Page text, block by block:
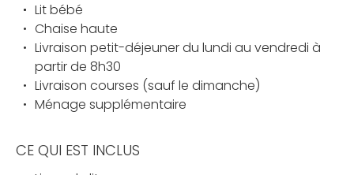
Lit bébé
Chaise haute
Livraison petit-déjeuner du lundi au vendredi à
partir de 8h30
Livraison courses (sauf le dimanche)
Ménage supplémentaire
CE QUI EST INCLUS